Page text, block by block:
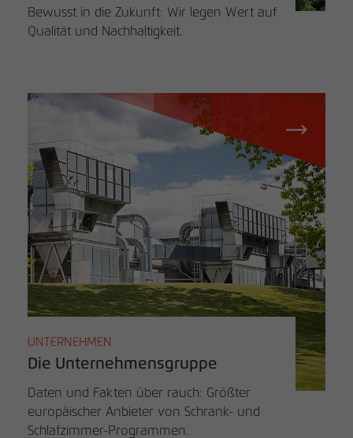
Bewusst in die Zukunft: Wir legen Wert auf
Qualität und Nachhaltigkeit.
UNTERNEHMEN
Die Unternehmensgruppe
Daten und Fakten über rauch: Größter
europäischer Anbieter von Schrank- und
Schlafzimmer-Programmen.